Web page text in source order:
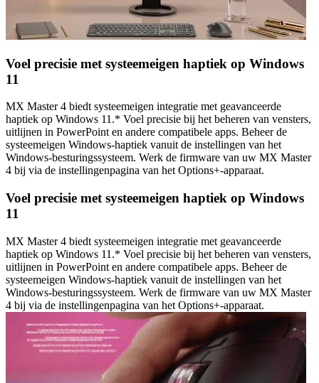
Voel precisie met systeemeigen haptiek op Windows
11
MX Master 4 biedt systeemeigen integratie met geavanceerde
haptiek op Windows 11.* Voel precisie bij het beheren van vensters,
uitlijnen in PowerPoint en andere compatibele apps. Beheer de
systeemeigen Windows-haptiek vanuit de instellingen van het
Windows-besturingssysteem. Werk de firmware van uw MX Master
4 bij via de instellingenpagina van het Options+-apparaat.
Voel precisie met systeemeigen haptiek op Windows
11
MX Master 4 biedt systeemeigen integratie met geavanceerde
haptiek op Windows 11.* Voel precisie bij het beheren van vensters,
uitlijnen in PowerPoint en andere compatibele apps. Beheer de
systeemeigen Windows-haptiek vanuit de instellingen van het
Windows-besturingssysteem. Werk de firmware van uw MX Master
4 bij via de instellingenpagina van het Options+-apparaat.